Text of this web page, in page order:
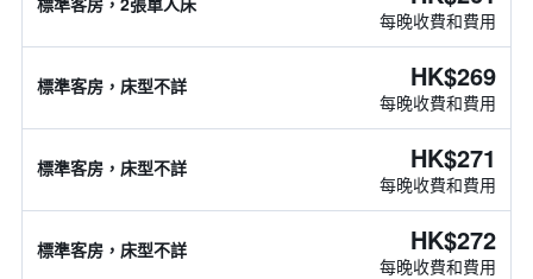
每晚收費和費用
標準客房，床型不詳 HK$269
每晚收費和費用
標準客房，床型不詳 HK$271
每晚收費和費用
標準客房，床型不詳 HK$272
每晚收費和費用